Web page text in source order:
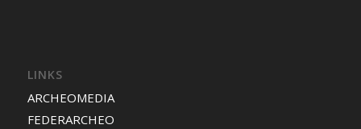
LINKS
ARCHEOMEDIA
FEDERARCHEO